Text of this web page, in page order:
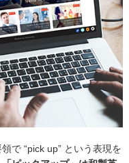
で “pick up” という表現を